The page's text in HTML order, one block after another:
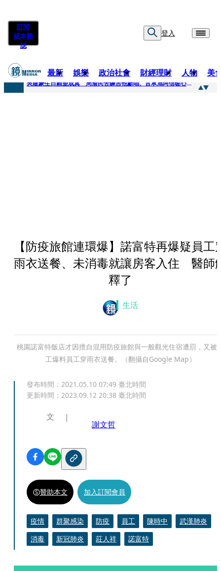
訂閱
紙本雜
誌
登入
最新 娛樂 政治社會 財經理財 人物 美
快訊
吳建豪生日願望成真 周渝民苦練吉他獻唱、言承旭阿信暖心祝福
【防疫旅館連環爆】諾富特再爆疑員工
雨衣送餐、未消毒就讓房客入住 醫師
釋了
生活
桃園諾富特飯店才因擅自混用防疫旅館與一般觀光住宿遭罰，又被
工爆料員工穿雨衣送餐。（翻攝自Google Map）
發布時間： 2021.05.10 07:49 臺北時間
更新時間： 2023.09.12 20:38 臺北時間
文
謝文哲
贊助本文 加入訂閱會員
疫情 群聚感染 防疫 員工 陳時中
武漢肺炎
消毒
新冠肺炎 莊人祥 諾富特